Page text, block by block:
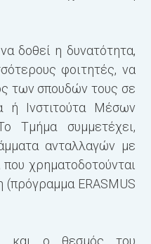
δοθεί η δυνατότητα,
φοι­τητές, να
των σπουδών τους σε
ή Ινστιτούτα Μέσων
Τμήμα συμμετέχει,
ανταλλαγών με
χρηματοδοτούνται
ERASMUS